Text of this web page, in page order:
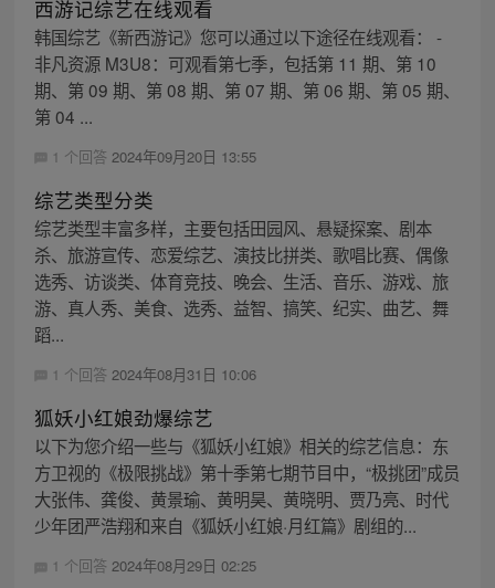
西游记综艺在线观看
韩国综艺《新西游记》您可以通过以下途径在线观看： -
非凡资源 M3U8：可观看第七季，包括第 11 期、第 10
期、第 09 期、第 08 期、第 07 期、第 06 期、第 05 期、
第 04 ...
1 个回答 2024年09月20日 13:55
综艺类型分类
综艺类型丰富多样，主要包括田园风、悬疑探案、剧本
杀、旅游宣传、恋爱综艺、演技比拼类、歌唱比赛、偶像
选秀、访谈类、体育竞技、晚会、生活、音乐、游戏、旅
游、真人秀、美食、选秀、益智、搞笑、纪实、曲艺、舞
蹈...
1 个回答 2024年08月31日 10:06
狐妖小红娘劲爆综艺
以下为您介绍一些与《狐妖小红娘》相关的综艺信息：东
方卫视的《极限挑战》第十季第七期节目中，“极挑团”成员
大张伟、龚俊、黄景瑜、黄明昊、黄晓明、贾乃亮、时代
少年团严浩翔和来自《狐妖小红娘·月红篇》剧组的...
1 个回答 2024年08月29日 02:25